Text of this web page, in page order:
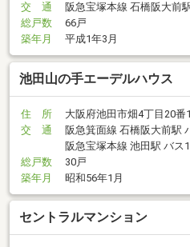
交 通
阪急宝塚本線 石橋阪大前
総戸数
66戸
築年月
平成1年3月
池田山の手エーデルハウス
住 所
大阪府池田市畑4丁目20番
交 通
阪急箕面線 石橋阪大前駅
阪急宝塚本線 池田駅 バス
総戸数
30戸
築年月
昭和56年1月
セントラルマンション